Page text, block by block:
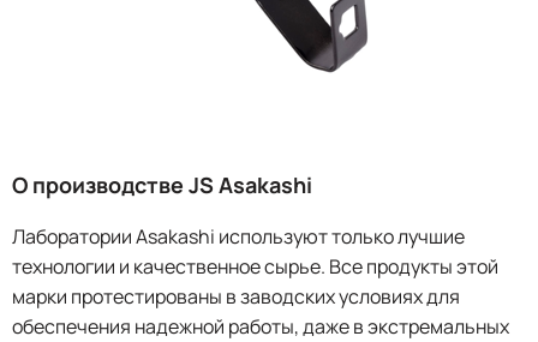
О производстве JS Asakashi
Лаборатории Asakashi используют только лучшие
технологии и качественное сырье. Все продукты этой
марки протестированы в заводских условиях для
обеспечения надежной работы, даже в экстремальных